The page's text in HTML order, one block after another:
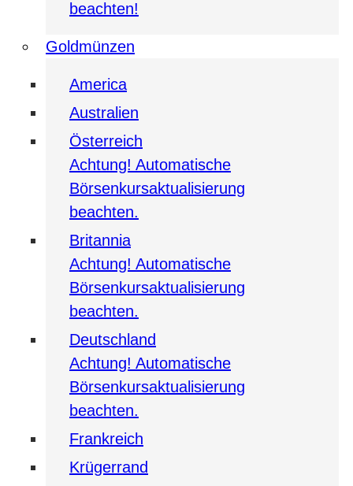
beachten!
Goldmünzen
America
Australien
Österreich
Achtung! Automatische
Börsenkursaktualisierung
beachten.
Britannia
Achtung! Automatische
Börsenkursaktualisierung
beachten.
Deutschland
Achtung! Automatische
Börsenkursaktualisierung
beachten.
Frankreich
Krügerrand